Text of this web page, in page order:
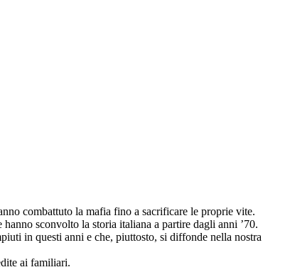
combattuto la mafia fino a sacrificare le proprie vite.
sconvolto la storia italiana a partire dagli anni ’70.
in questi anni e che, piuttosto, si diffonde nella nostra
ai familiari.